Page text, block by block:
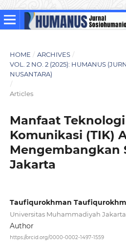
HOME / ARCHIVES /
VOL. 2 NO. 2 (2025): HUMANUS
NUSANTARA)
/
Articles
Manfaat
Komunikasi (TIK)
Mengembangkan
Jakarta
Taufiqurokhman
Universitas Muhammadiyah Jakarta
Author
https://orcid.org/0000-0002-1497-1559